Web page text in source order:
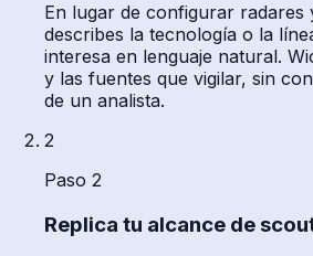
En lugar de configurar radares
describes la tecnología o la
interesa en lenguaje natural.
y las fuentes que vigilar, sin
de un analista.
2
Paso 2
Replica tu alcance de